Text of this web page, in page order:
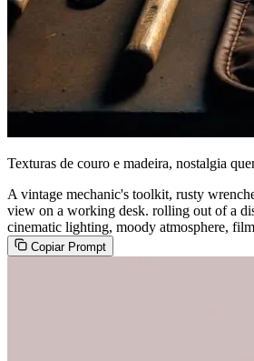
Texturas de couro e madeira, nostalgia
A vintage mechanic's toolkit, rusty
view on a working desk. rolling out of a
cinematic lighting, moody atmosphere,
Copiar Prompt